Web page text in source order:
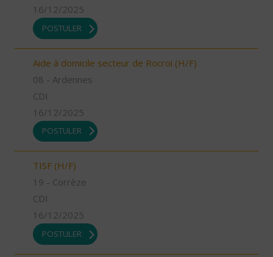
16/12/2025
POSTULER
Aide à domicile secteur de Rocroi (H/F)
08 - Ardennes
CDI
16/12/2025
POSTULER
TISF (H/F)
19 - Corrèze
CDI
16/12/2025
POSTULER